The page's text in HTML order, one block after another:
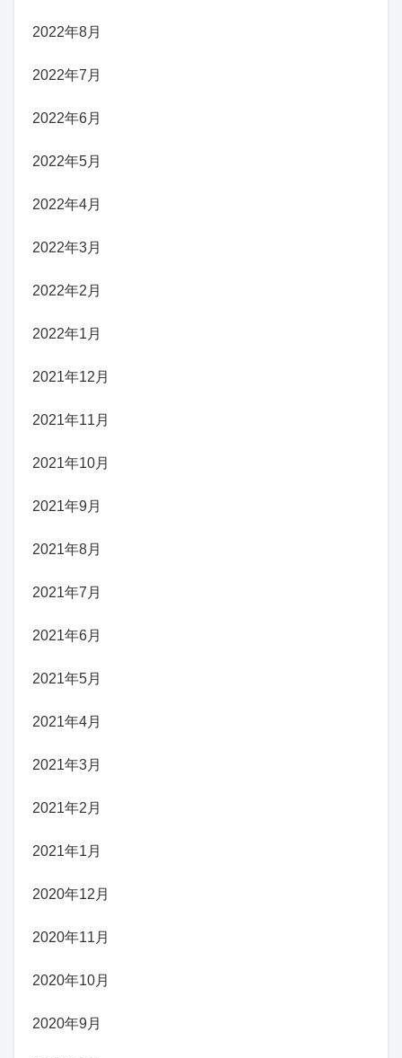
2022年8月
2022年7月
2022年6月
2022年5月
2022年4月
2022年3月
2022年2月
2022年1月
2021年12月
2021年11月
2021年10月
2021年9月
2021年8月
2021年7月
2021年6月
2021年5月
2021年4月
2021年3月
2021年2月
2021年1月
2020年12月
2020年11月
2020年10月
2020年9月